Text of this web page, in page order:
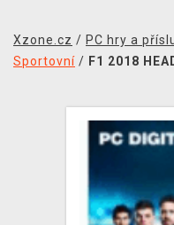
MERCHANDISE
PRODEJNY
Xzone.cz / PC hry a
Sportovní / F1 2018